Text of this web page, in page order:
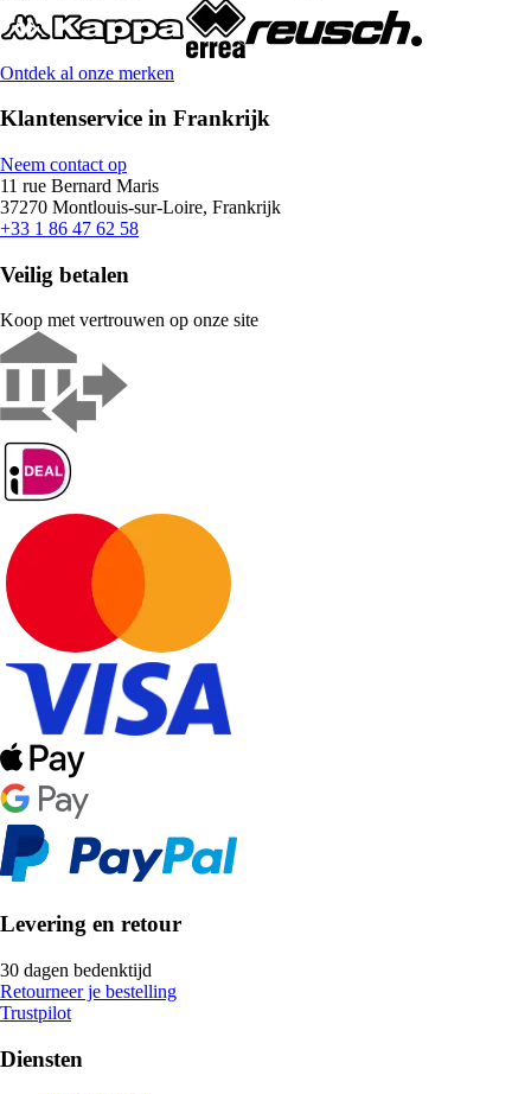
Ontdek al onze merken
Klantenservice in Frankrijk
Neem contact op
11 rue Bernard Maris
37270 Montlouis-sur-Loire, Frankrijk
+33 1 86 47 62 58
Veilig betalen
Koop met vertrouwen op onze site
Levering en retour
30 dagen bedenktijd
Retourneer je bestelling
Trustpilot
Diensten